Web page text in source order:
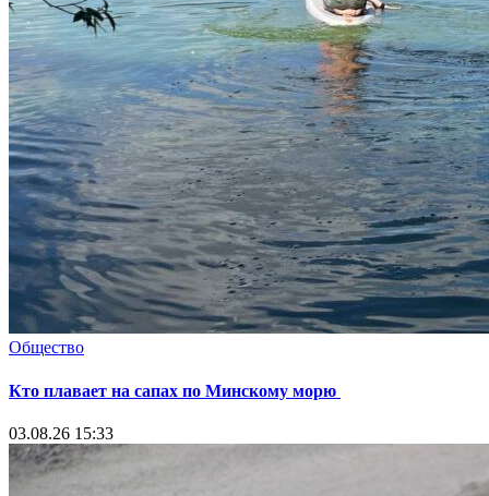
Общество
Кто плавает на сапах по Минскому морю
03.08.26 15:33